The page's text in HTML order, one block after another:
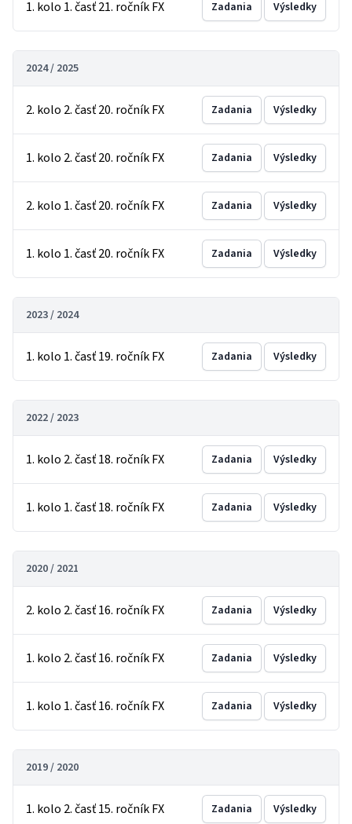
1. kolo 1. časť 21. ročník FX Zadania Výsledky
2024 / 2025
2. kolo 2. časť 20. ročník FX Zadania Výsledky
1. kolo 2. časť 20. ročník FX Zadania Výsledky
2. kolo 1. časť 20. ročník FX Zadania Výsledky
1. kolo 1. časť 20. ročník FX Zadania Výsledky
2023 / 2024
1. kolo 1. časť 19. ročník FX Zadania Výsledky
2022 / 2023
1. kolo 2. časť 18. ročník FX Zadania Výsledky
1. kolo 1. časť 18. ročník FX Zadania Výsledky
2020 / 2021
2. kolo 2. časť 16. ročník FX Zadania Výsledky
1. kolo 2. časť 16. ročník FX Zadania Výsledky
1. kolo 1. časť 16. ročník FX Zadania Výsledky
2019 / 2020
1. kolo 2. časť 15. ročník FX Zadania Výsledky